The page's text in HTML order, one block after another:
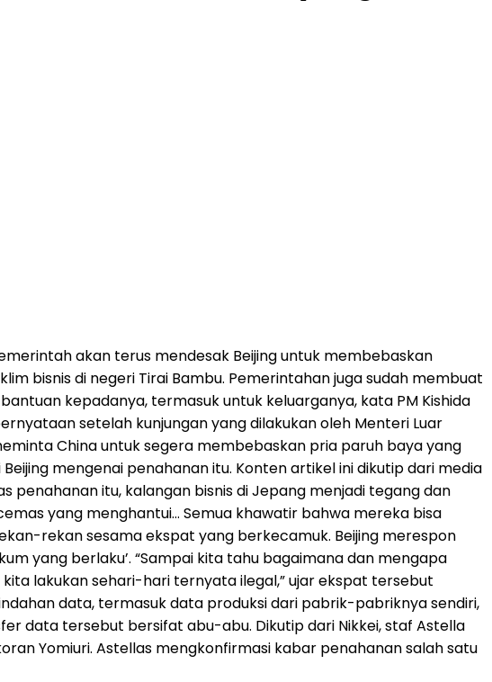
akan terus mendesak Beijing untuk membebaskan
bisnis di negeri Tirai Bambu. Pemerintahan juga sudah membuat
kepadanya, termasuk untuk keluarganya, kata PM Kishida
setelah kunjungan yang dilakukan oleh Menteri Luar
China untuk segera membebaskan pria paruh baya yang
mengenai penahanan itu. Konten artikel ini dikutip dari media
penahanan itu, kalangan bisnis di Jepang menjadi tegang dan
yang menghantui… Semua khawatir bahwa mereka bisa
rekan sesama ekspat yang berkecamuk. Beijing merespon
yang berlaku’. “Sampai kita tahu bagaimana dan mengapa
lakukan sehari-hari ternyata ilegal,” ujar ekspat tersebut
data, termasuk data produksi dari pabrik-pabriknya sendiri,
data tersebut bersifat abu-abu. Dikutip dari Nikkei, staf Astella
Yomiuri. Astellas mengkonfirmasi kabar penahanan salah satu